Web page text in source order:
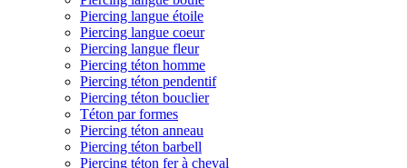
Piercing langue étoile
Piercing langue coeur
Piercing langue fleur
Piercing téton homme
Piercing téton pendentif
Piercing téton bouclier
Téton par formes
Piercing téton anneau
Piercing téton barbell
Piercing téton fer à cheval